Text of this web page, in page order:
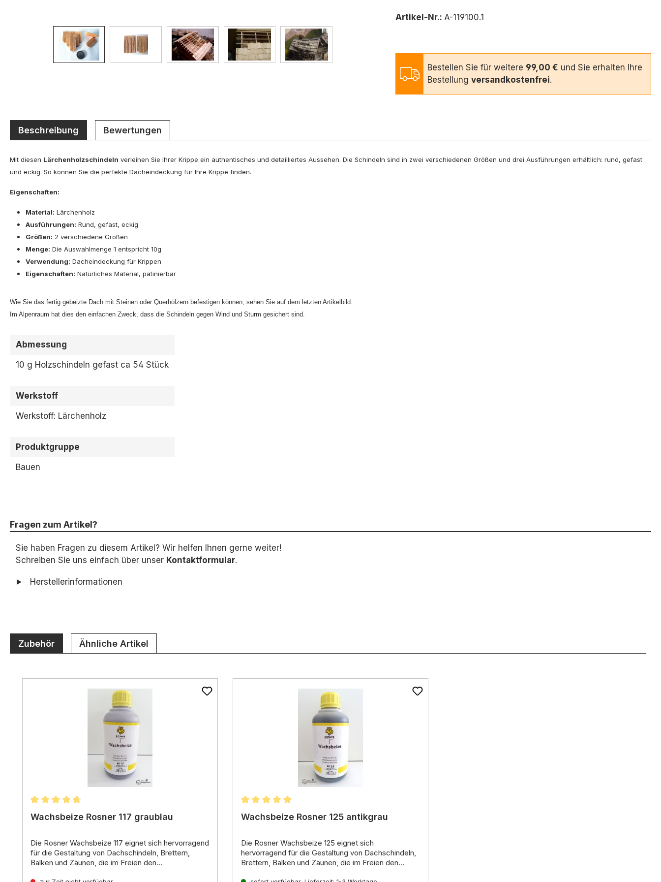
Artikel-Nr.: A-119100.1
Bestellen Sie für weitere 99,00 € und Sie erhalten Ihre
Bestellung versandkostenfrei.
Beschreibung Bewertungen
Mit diesen Lärchenholzschindeln verleihen Sie Ihrer Krippe ein authentisches und detailliertes Aussehen. Die Schindeln sind in zwei verschiedenen Größen und drei Ausführungen erhältlich: rund, gefast
und eckig. So können Sie die perfekte Dacheindeckung für Ihre Krippe finden.
Eigenschaften:
Material: Lärchenholz
Ausführungen: Rund, gefast, eckig
Größen: 2 verschiedene Größen
Menge: Die Auswahlmenge 1 entspricht 10g
Verwendung: Dacheindeckung für Krippen
Eigenschaften: Natürliches Material, patinierbar
Wie Sie das fertig gebeizte Dach mit Steinen oder Querhölzern befestigen können, sehen Sie auf dem letzten Artikelbild.
Im Alpenraum hat dies den einfachen Zweck, dass die Schindeln gegen Wind und Sturm gesichert sind.
Abmessung
10 g Holzschindeln gefast ca 54 Stück
Werkstoff
Werkstoff: Lärchenholz
Produktgruppe
Bauen
Fragen zum Artikel?
Sie haben Fragen zu diesem Artikel? Wir helfen Ihnen gerne weiter!
Schreiben Sie uns einfach über unser Kontaktformular.
Herstellerinformationen
Zubehör Ähnliche Artikel
Durchschnittliche Bewertung von 4.87 von 5 Sternen
Wachsbeize Rosner 117 graublau
Die Rosner Wachsbeize 117 eignet sich hervorragend
für die Gestaltung von Dachschindeln, Brettern,
Balken und Zäunen, die im Freien den
Durchschnittliche Bewertung von 4.91 von 5 Sternen
Wachsbeize Rosner 125 antikgrau
Die Rosner Wachsbeize 125 eignet sich
hervorragend für die Gestaltung von Dachschindeln,
Brettern, Balken und Zäunen, die im Freien den